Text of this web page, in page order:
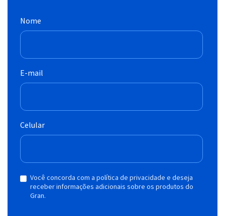
Nome
E-mail
Celular
Você concorda com a política de privacidade e deseja
receber informações adicionais sobre os produtos do
Gran.